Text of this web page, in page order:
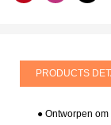
PRODUCTS
● Ontworpen